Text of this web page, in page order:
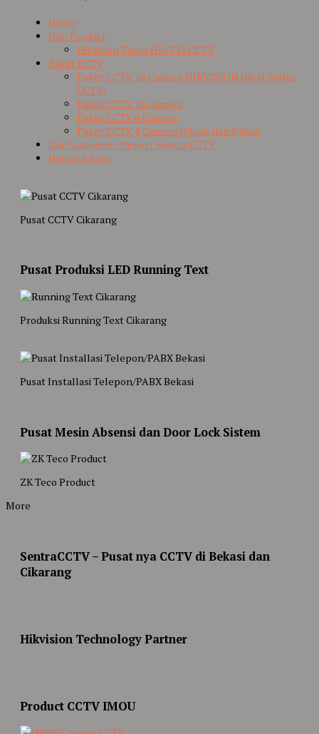
Home
Info Product
Hikvision Turbo HD-TVI CCTV
Paket CCTV
Paket CCTV 16 Camera HIKVISION (Best Seller
CCTV)
Paket CCTV 16 Camera
Paket CCTV 8 Camera
Paket CCTV 4 Camera Hilook dan Dahua
Our Customer / Project Sentra CCTV
Hubungi Kami
Pusat CCTV Cikarang
Pusat Produksi LED Running Text
Produksi Running Text Cikarang
Pusat Installasi Telepon/PABX Bekasi
Pusat Mesin Absensi dan Door Lock Sistem
ZK Teco Product
More
SentraCCTV – Pusat nya CCTV di Bekasi dan
Cikarang
Hikvision Technology Partner
Product CCTV IMOU